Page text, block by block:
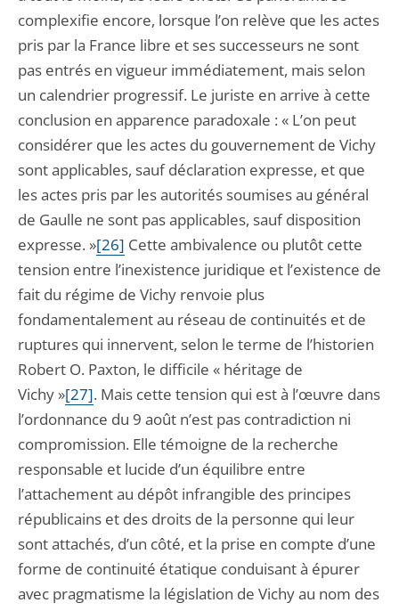
complexifie encore, lorsque l’on relève que les actes
pris par la France libre et ses successeurs ne sont
pas entrés en vigueur immédiatement, mais selon
un calendrier progressif. Le juriste en arrive à cette
conclusion en apparence paradoxale : « L’on peut
considérer que les actes du gouvernement de Vichy
sont applicables, sauf déclaration expresse, et que
les actes pris par les autorités soumises au général
de Gaulle ne sont pas applicables, sauf disposition
expresse. »[26] Cette ambivalence ou plutôt cette
tension entre l’inexistence juridique et l’existence de
fait du régime de Vichy renvoie plus
fondamentalement au réseau de continuités et de
ruptures qui innervent, selon le terme de l’historien
Robert O. Paxton, le difficile « héritage de
Vichy »[27]. Mais cette tension qui est à l’œuvre dans
l’ordonnance du 9 août n’est pas contradiction ni
compromission. Elle témoigne de la recherche
responsable et lucide d’un équilibre entre
l’attachement au dépôt infrangible des principes
républicains et des droits de la personne qui leur
sont attachés, d’un côté, et la prise en compte d’une
forme de continuité étatique conduisant à épurer
avec pragmatisme la législation de Vichy au nom des